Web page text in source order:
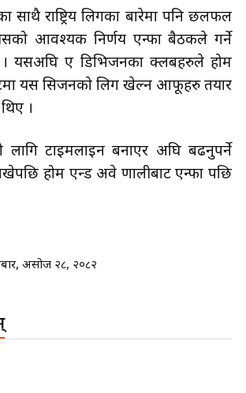
साथै राष्ट्रिय लिगका बारेमा पनि छलफल
आवश्यक निर्णय एन्फा बैठकले गर्ने
यसअघि ए डिभिजनका क्लबहरुले होम
यस सिजनको लिग खेल्न आफूहरु तयार
।
टाइमलाइन बनाएर अघि बढनुपर्ने
होम एन्ड अवे प्रणालीबाट एन्फा पछि
असोज २८, २०८२